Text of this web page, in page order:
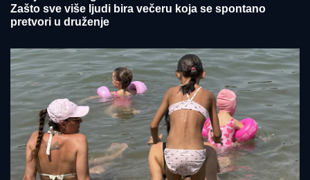
Zašto sve više ljudi bira večeru koja se spontano
pretvori u druženje